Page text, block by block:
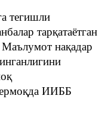
тегишли
тарқатаётган
нақадар
ИИББ